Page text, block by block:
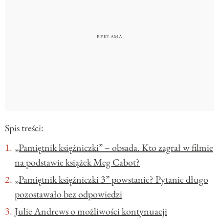
Spis treści:
„Pamiętnik księżniczki” – obsada. Kto zagrał w filmie
na podstawie książek Meg Cabot?
„Pamiętnik księżniczki 3” powstanie? Pytanie długo
pozostawało bez odpowiedzi
Julie Andrews o możliwości kontynuacji